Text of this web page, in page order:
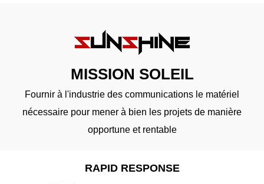
MISSION SOLEIL
Fournir à l'industrie des communications le matériel
nécessaire pour mener à bien les projets de manière
opportune et rentable
RAPID RESPONSE